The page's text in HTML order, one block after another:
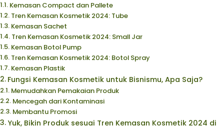
Kemasan Compact dan Pallete
Tren Kemasan Kosmetik 2024: Tube
Kemasan Sachet
Tren Kemasan Kosmetik 2024: Small Jar
Kemasan Botol Pump
Tren Kemasan Kosmetik 2024: Botol Spray
Kemasan Plastik
Fungsi Kemasan Kosmetik untuk Bisnismu, Apa Saja?
Memudahkan Pemakaian Produk
Mencegah dari Kontaminasi
Membantu Promosi
Yuk, Bikin Produk sesuai Tren Kemasan Kosmetik 2024 di